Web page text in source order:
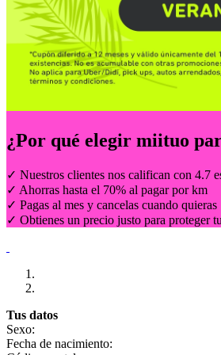
¿Por qué elegir miituo
✓ Nuestros clientes nos califican con 4.7
✓ Ahorras hasta el 70% al pagar por km
✓ Pagas al mes y cancelas cuando quieras
✓ Obtienes un precio justo para proteger
Tus datos
Sexo:
Fecha de nacimiento: